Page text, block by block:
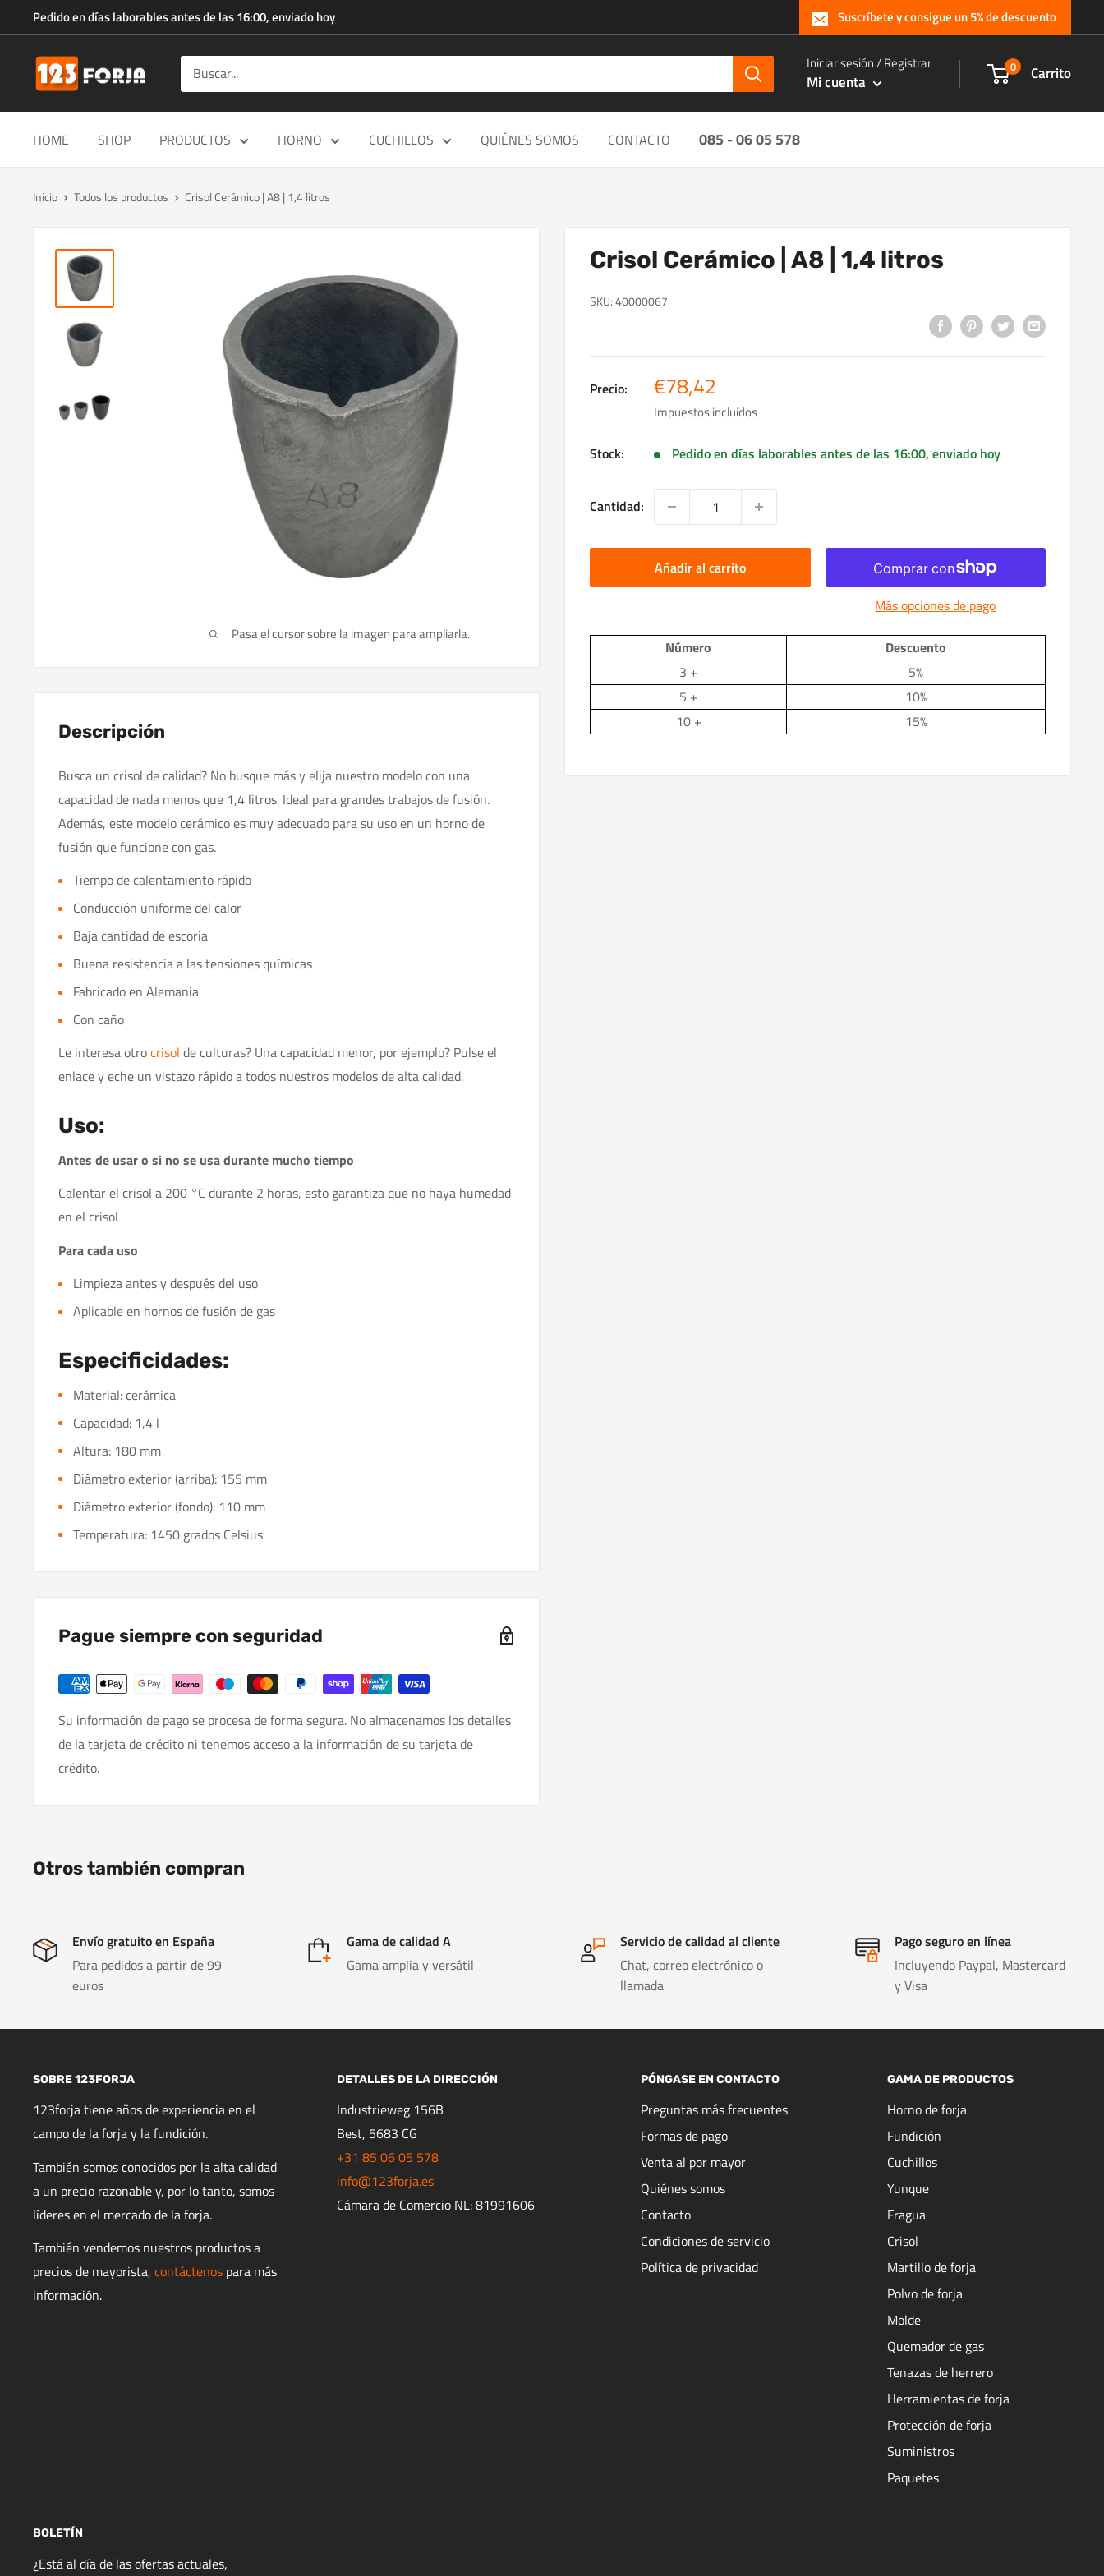
directamente
contenido
Pedido en días laborables antes de las 16:00, enviado hoy Suscríbete y consigue un 5% de descuento
123forja.es Iniciar sesión / Registrar
Mi cuenta
0 Carrito
HOME SHOP PRODUCTOS HORNO CUCHILLOS QUIÉNES SOMOS CONTACTO 085 - 06 05 578
Inicio Todos los productos Crisol Cerámico | A8 | 1,4 litros
Pasa el cursor sobre la imagen para ampliarla.
Crisol Cerámico | A8 | 1,4 litros
SKU:40000067
Precio: Precio
de
venta
€78,42
Impuestos incluidos
Stock: Pedido en días laborables antes de las 16:00, enviado hoy
Cantidad:
Añadir al carrito
Más opciones de pago
Número
Descuento
3 +
5%
5 +
10%
10 +
15%
Descripción
Busca un crisol de calidad? No busque más y elija nuestro modelo con una
capacidad de nada menos que 1,4 litros. Ideal para grandes trabajos de fusión.
Además, este modelo cerámico es muy adecuado para su uso en un horno de
fusión que funcione con gas.
Tiempo de calentamiento rápido
Conducción uniforme del calor
Baja cantidad de escoria
Buena resistencia a las tensiones químicas
Fabricado en Alemania
Con caño
Le interesa otrocrisol de culturas? Una capacidad menor, por ejemplo? Pulse el
enlace y eche un vistazo rápido a todos nuestros modelos de alta calidad.
Uso:
Antes de usar o si no se usa durante mucho tiempo
Calentar el crisol a 200 °C durante 2 horas, esto garantiza que no haya humedad
en el crisol
Para cada uso
Limpieza antes y después del uso
Aplicable en hornos de fusión de gas
Especificidades:
Material: cerámica
Capacidad: 1,4 l
Altura: 180 mm
Diámetro exterior (arriba): 155 mm
Diámetro exterior (fondo): 110 mm
Temperatura: 1450 grados Celsius
Pague siempre con seguridad
Su información de pago se procesa de forma segura. No almacenamos los detalles
de la tarjeta de crédito ni tenemos acceso a la información de su tarjeta de
crédito.
Otros también compran
Envío gratuito en España
Para pedidos a partir de 99
euros
Gama de calidad A
Gama amplia y versátil
Servicio de calidad al cliente
Chat, correo electrónico o
llamada
Pago seguro en línea
Incluyendo Paypal, Mastercard
y Visa
SOBRE 123FORJA
123forja tiene años de experiencia en el
campo de la forja y la fundición.
También somos conocidos por la alta calidad
a un precio razonable y, por lo tanto, somos
líderes en el mercado de la forja.
También vendemos nuestros productos a
precios de mayorista, contáctenos para más
información.
DETALLES DE LA DIRECCIÓN
Industrieweg 156B
Best, 5683 CG
+31 85 06 05 578
info@123forja.es
Cámara de Comercio NL: 81991606
PÓNGASE EN CONTACTO
Preguntas más frecuentes
Formas de pago
Venta al por mayor
Quiénes somos
Contacto
Condiciones de servicio
Política de privacidad
GAMA DE PRODUCTOS
Horno de forja
Fundición
Cuchillos
Yunque
Fragua
Crisol
Martillo de forja
Polvo de forja
Molde
Quemador de gas
Tenazas de herrero
Herramientas de forja
Protección de forja
Suministros
Paquetes
BOLETÍN
¿Está al día de las ofertas actuales,